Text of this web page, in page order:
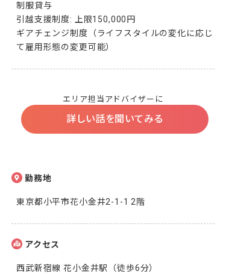
制服貸与
引越支援制度: 上限150,000円
ギアチェンジ制度（ライフスタイルの変化に応じ
て雇用形態の変更可能）
エリア担当アドバイザーに
詳しい話を聞いてみる
勤務地
東京都小平市花小金井2-1-1 2階
アクセス
西武新宿線 花小金井駅（徒歩6分）